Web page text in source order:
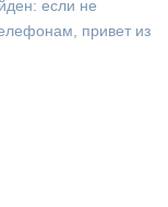
если не
привет из